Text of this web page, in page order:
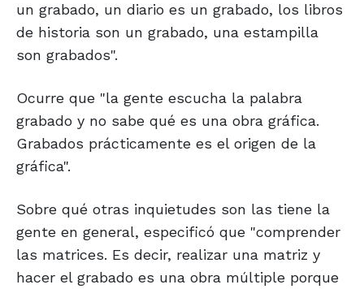
un grabado, un diario es un grabado, los libros
de historia son un grabado, una estampilla
son grabados".
Ocurre que "la gente escucha la palabra
grabado y no sabe qué es una obra gráfica.
Grabados prácticamente es el origen de la
gráfica".
Sobre qué otras inquietudes son las tiene la
gente en general, especificó que "comprender
las matrices. Es decir, realizar una matriz y
hacer el grabado es una obra múltiple porque